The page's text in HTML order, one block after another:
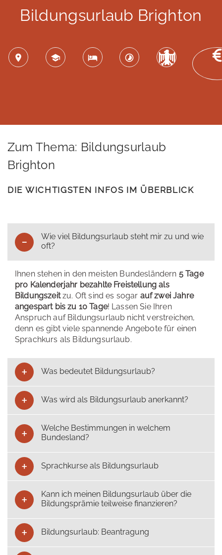
Bildungsurlaub Brighton
Zum Thema: Bildungsurlaub
Brighton
DIE WICHTIGSTEN INFOS IM ÜBERBLICK
Wie viel Bildungsurlaub steht mir zu und wie
oft?
Ihnen stehen in den meisten Bundesländern 5 Tage
pro Kalenderjahr bezahlte Freistellung als
Bildungszeitzu. Oft sind es sogar auf zwei Jahre
angespart bis zu 10 Tage! Lassen Sie Ihren
Anspruch auf Bildungsurlaub nicht verstreichen,
denn es gibt viele spannende Angebote für einen
Sprachkurs als Bildungsurlaub.
Was bedeutet Bildungsurlaub?
Was wird als Bildungsurlaub anerkannt?
Welche Bestimmungen in welchem
Bundesland?
Sprachkurse als Bildungsurlaub
Kann ich meinen Bildungsurlaub über die
Bildungsprämie teilweise finanzieren?
Bildungsurlaub: Beantragung